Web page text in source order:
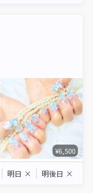
¥6,500
明日 × 明後日 ×